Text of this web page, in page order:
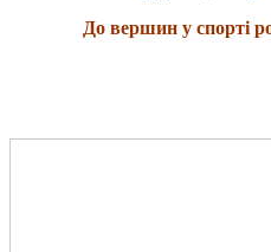
До вершин у спорті